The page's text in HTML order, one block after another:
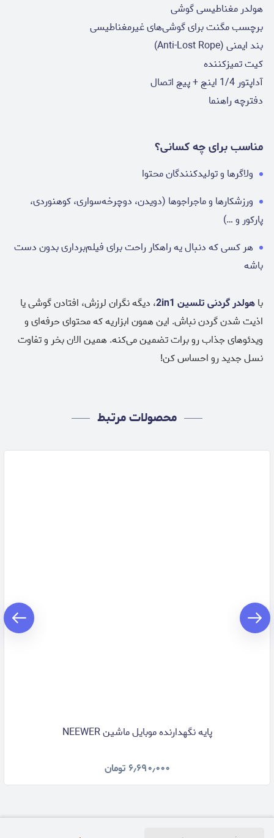
هولدر مغناطیسی گوشی
برچسب مگنت برای گوشی‌های غیرمغناطیسی
بند ایمنی (Anti-Lost Rope)
کیت تمیزکننده
آداپتور 1/4 اینچ + پیچ اتصال
دفترچه راهنما
مناسب برای چه کسانی؟
ولاگرها و تولیدکنندگان محتوا
ورزشکارها و ماجراجوها (دویدن، دوچرخه‌سواری، کوهنوردی،
پارکور و …)
هر کسی که دنبال یه راهکار راحت برای فیلم‌برداری بدون دست
باشه
باهولدر گردنی تلسین 2in1
، دیگه نگران لرزش، افتادن گوشی یا
اذیت شدن گردن نباش. این همون ابزاریه که محتوای حرفه‌ای و
ویدئوهای جذاب رو برات تضمین می‌کنه. همین الان بخر و تفاوت
نسل جدید رو احساس کن!
محصولات مرتبط
پایه نگهدارنده موبایل ماشین NEEWER
۶٫۶۹۰٫۰۰۰ تومان